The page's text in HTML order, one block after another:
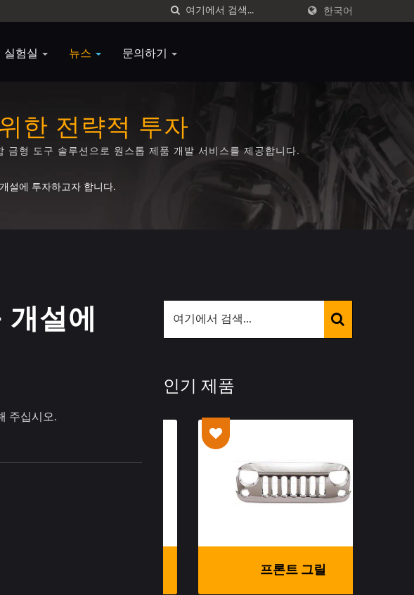
한국어
실험실 뉴스 문의하기
한 전략적 투자
형 도구 솔루션으로 원스톱 제품 개발 서비스를 제공합니다.
설에 투자하고자 합니다.
설에
주십시오.
인기 제품
프론트 그릴